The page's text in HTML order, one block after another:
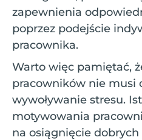
zapewnienia
poprzez podejście
pracownika.
Warto więc pamiętać,
pracowników nie musi
wywoływanie stresu.
motywowania
na osiągnięcie